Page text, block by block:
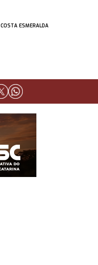
COSTA ESMERALDA